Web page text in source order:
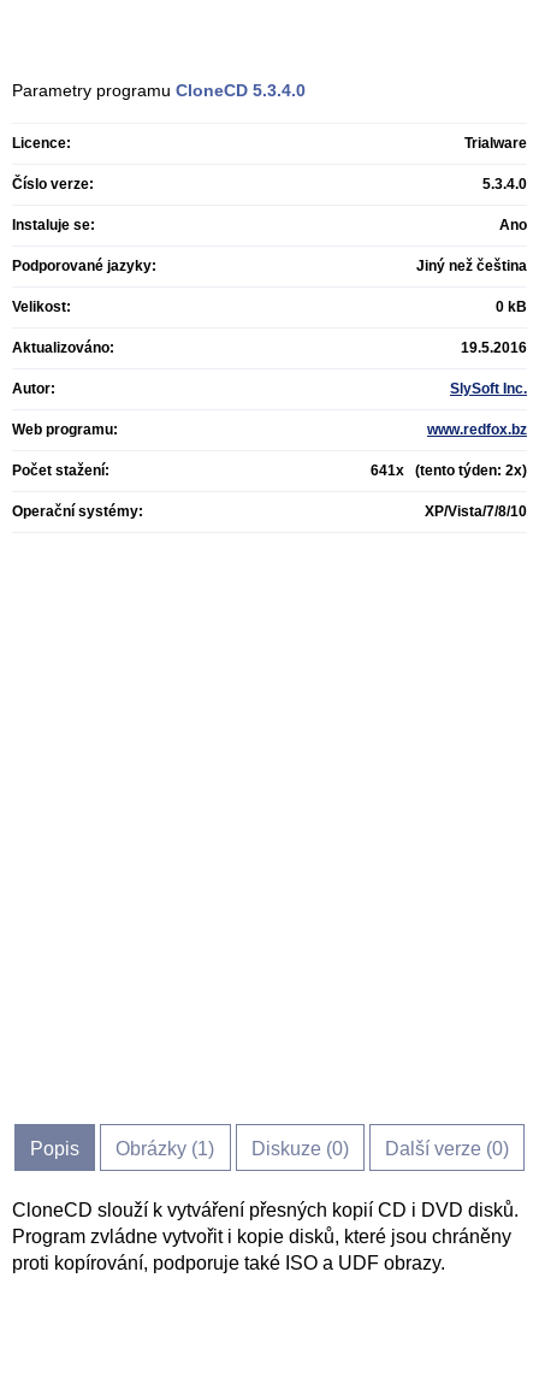
Parametry programu CloneCD 5.3.4.0
Licence: Trialware
Číslo verze: 5.3.4.0
Instaluje se: Ano
Podporované jazyky: Jiný než čeština
Velikost: 0 kB
Aktualizováno: 19.5.2016
Autor: SlySoft Inc.
Web programu: www.redfox.bz
Počet stažení: 641x (tento týden: 2x)
Operační systémy: XP/Vista/7/8/10
Popis Obrázky (1) Diskuze (0) Další verze (0)
CloneCD slouží k vytváření přesných kopií CD i DVD disků.
Program zvládne vytvořit i kopie disků, které jsou chráněny
proti kopírování, podporuje také ISO a UDF obrazy.